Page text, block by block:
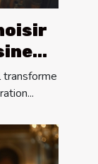
transforme